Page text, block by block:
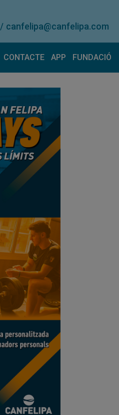
/ canfelipa@canfelipa.com
CONTACTE APP FUNDACIÓ